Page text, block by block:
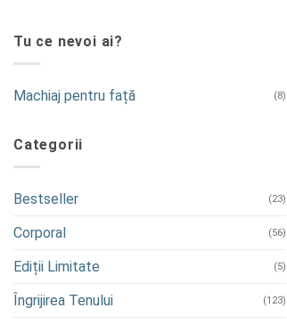
Tu ce nevoi ai?
Machiaj pentru față (8)
Categorii
Bestseller (23)
Corporal (56)
Ediții Limitate (5)
Îngrijirea Tenului (123)